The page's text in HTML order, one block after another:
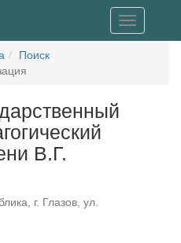
Toggle
navigation
Поиск
В.Г.
г. Глазов, ул.